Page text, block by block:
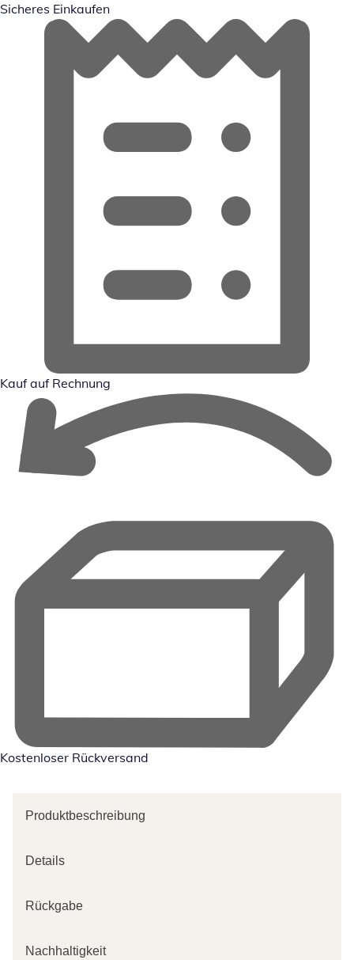
Sicheres Einkaufen
Kauf auf Rechnung
Kostenloser Rückversand
Produktbeschreibung
Details
Rückgabe
Nachhaltigkeit